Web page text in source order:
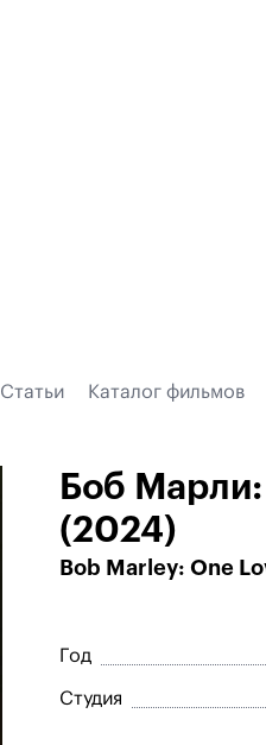
Статьи Каталог фильмов
Боб
(2024)
Bob Marley: One
Год
Студия